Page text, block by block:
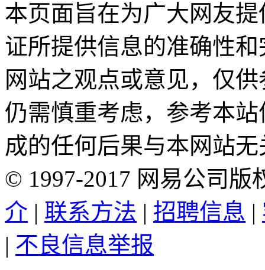
本页面旨在为广大网友
证所提供信息的准确性
网站之观点或意见，仅
仍需慎重考虑，参考本
成的任何后果与本网站
© 1997-2017 网易公司版
介 | 联系方法 | 招聘信息 |
| 不良信息举报